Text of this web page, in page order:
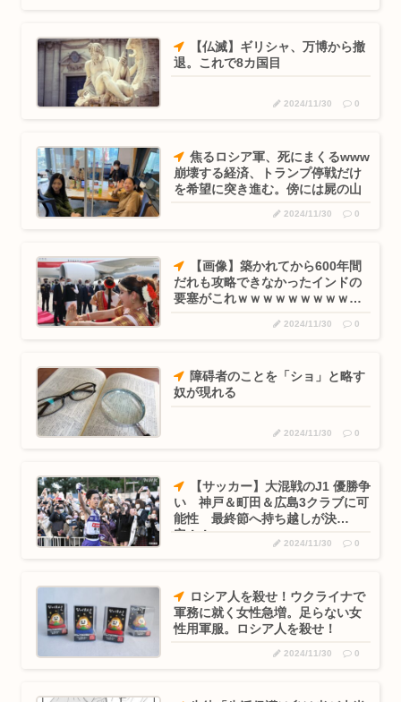
【仏滅】ギリシャ、万博から撤
退。これで8カ国目
2024/11/30 0
焦るロシア軍、死にまくるwww
崩壊する経済、トランプ停戦だけ
を希望に突き進む。傍には屍の山
2024/11/30 0
【画像】築かれてから600年間
だれも攻略できなかったインドの
要塞がこれｗｗｗｗｗｗｗｗｗｗ
2024/11/30 0
障碍者のことを「ショ」と略す
奴が現れる
2024/11/30 0
【サッカー】大混戦のJ1 優勝争
い 神戸＆町田＆広島3クラブに可
能性 最終節へ持ち越しが決
定！！
2024/11/30 0
ロシア人を殺せ！ウクライナで
軍務に就く女性急増。足らない女
性用軍服。ロシア人を殺せ！
2024/11/30 0